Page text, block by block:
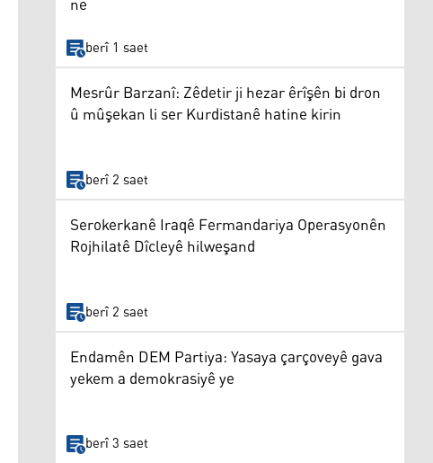
berî 1 saet
Mesrûr Barzanî: Zêdetir ji hezar êrîşên bi dron
û mûşekan li ser Kurdistanê hatine kirin
berî 2 saet
Serokerkanê Iraqê Fermandariya Operasyonên
Rojhilatê Dîcleyê hilweşand
berî 2 saet
Endamên DEM Partiya: Yasaya çarçoveyê gava
yekem a demokrasiyê ye
berî 3 saet